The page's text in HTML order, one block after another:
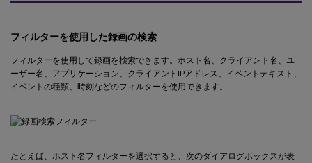
フィルターを使用した録画の検索
フィルターを使用して録画を検索できます。ホスト名、クライアント名、ユ
ーザー名、アプリケーション、クライアントIPアドレス、イベントテキスト、
イベントの種類、時刻などのフィルターを使用できます。
たとえば、ホスト名フィルターを選択すると、次のダイアログボックスが表